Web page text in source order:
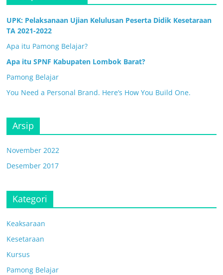
UPK: Pelaksanaan Ujian Kelulusan Peserta Didik Kesetaraan
TA 2021-2022
Apa itu Pamong Belajar?
Apa itu SPNF Kabupaten Lombok Barat?
Pamong Belajar
You Need a Personal Brand. Here’s How You Build One.
Arsip
November 2022
Desember 2017
Kategori
Keaksaraan
Kesetaraan
Kursus
Pamong Belajar